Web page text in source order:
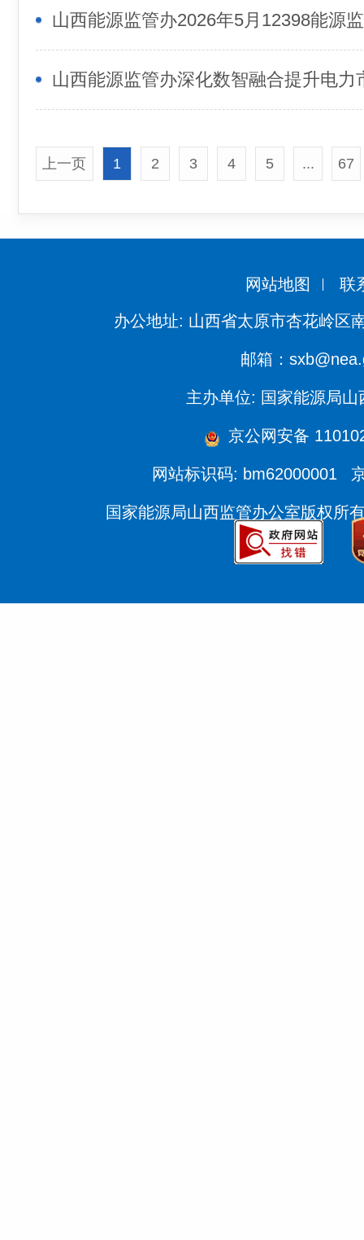
山西能源监管办深化数智融合提升电力
上一页 1 2 3 4 5 ... 67
网站地图 联
办公地址: 山西省太原市杏花岭区
邮箱：
主办单位: 国家能源局山
京公网安备
网站标识码: bm62000001
国家能源局山西监管办公室版权所